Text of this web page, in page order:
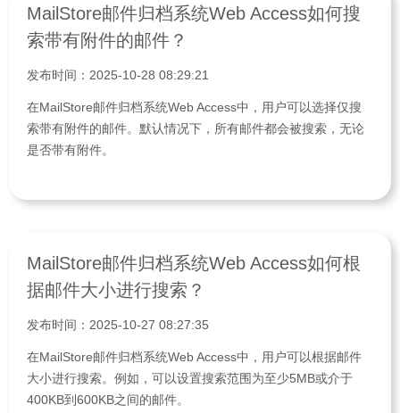
MailStore邮件归档系统Web Access如何搜
索带有附件的邮件？
发布时间：2025-10-28 08:29:21
在MailStore邮件归档系统Web Access中，用户可以选择仅搜
索带有附件的邮件。默认情况下，所有邮件都会被搜索，无论
是否带有附件。
MailStore邮件归档系统Web Access如何根
据邮件大小进行搜索？
发布时间：2025-10-27 08:27:35
在MailStore邮件归档系统Web Access中，用户可以根据邮件
大小进行搜索。例如，可以设置搜索范围为至少5MB或介于
400KB到600KB之间的邮件。